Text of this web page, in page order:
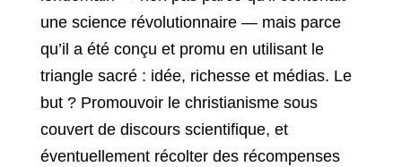
une science révolutionnaire — mais parce
qu’il a été conçu et promu en utilisant le
triangle sacré : idée, richesse et médias. Le
but ? Promouvoir le christianisme sous
couvert de discours scientifique, et
éventuellement récolter des récompenses